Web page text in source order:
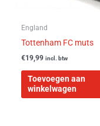
England
Tottenham FC muts
€19,99 incl. btw
Toevoegen aan
winkelwagen